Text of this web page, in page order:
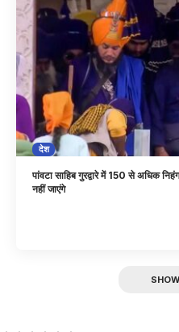
देश
पांवटा साहिब गुरद्वारे में 150 से अधिक
नहीं जाएंगे